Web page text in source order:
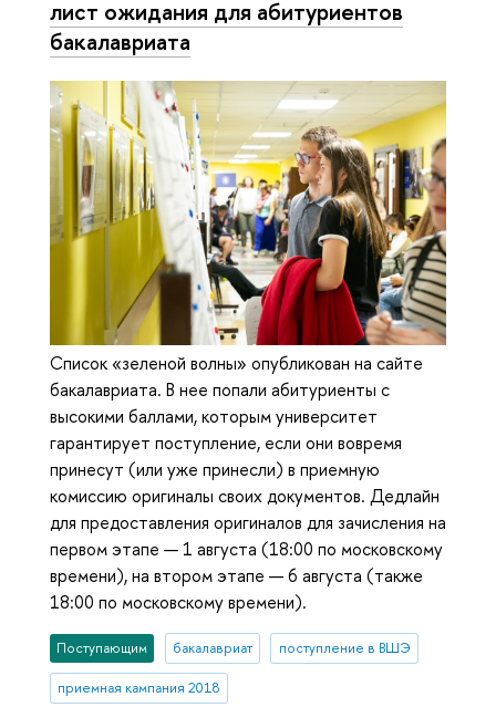
лист ожидания для абитуриентов
бакалавриата
Список «зеленой волны» опубликован на сайте
бакалавриата. В нее попали абитуриенты с
высокими баллами, которым университет
гарантирует поступление, если они вовремя
принесут (или уже принесли) в приемную
комиссию оригиналы своих документов. Дедлайн
для предоставления оригиналов для зачисления на
первом этапе — 1 августа (18:00 по московскому
времени), на втором этапе — 6 августа (также
18:00 по московскому времени).
Поступающим бакалавриат поступление в ВШЭ
приемная кампания 2018